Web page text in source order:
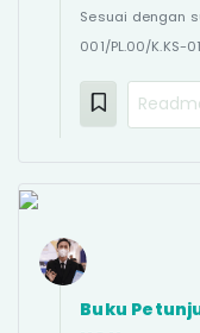
Sesuai dengan
001/PL.00/K.KS-
Buku